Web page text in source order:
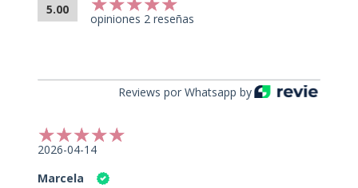
5.00
opiniones 2 reseñas
Reviews por Whatsapp by
2026-04-14
Marcela